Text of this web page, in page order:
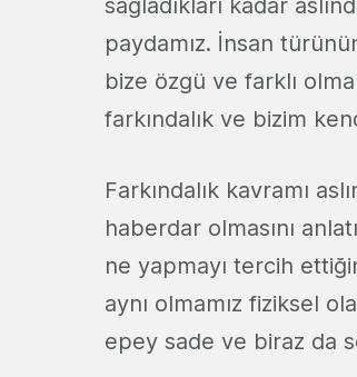
sağladıkları kadar
paydamız. İnsan
bize özgü ve farklı
farkındalık ve bizim
Farkındalık kavramı
haberdar olmasını
ne yapmayı tercih
aynı olmamız fiziksel
epey sade ve biraz da